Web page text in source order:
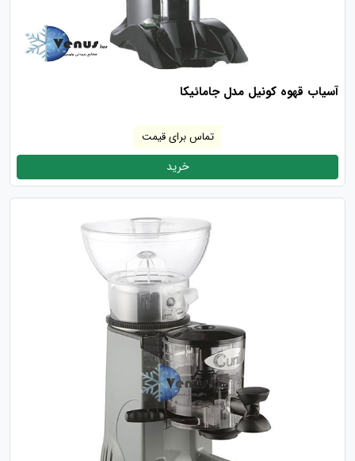
آسیاب قهوه کونیل مدل جامائیکا
تماس برای قیمت
خرید